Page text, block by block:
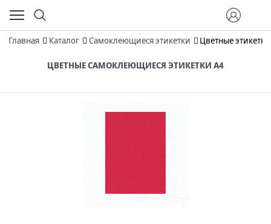
Главная Каталог Самоклеющиеся этикетки Цветные
ЦВЕТНЫЕ САМОКЛЕЮЩИЕСЯ ЭТИКЕТКИ А4